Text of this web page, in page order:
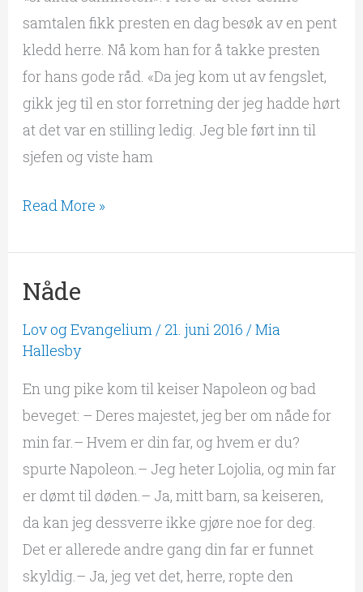
samtalen fikk presten en dag besøk av en pent
kledd herre. Nå kom han for å takke presten
for hans gode råd. «Da jeg kom ut av fengslet,
gikk jeg til en stor forretning der jeg hadde hørt
at det var en stilling ledig. Jeg ble ført inn til
sjefen og viste ham
Read More »
Nåde
Lov og Evangelium/ 21. juni 2016 /Mia
Hallesby
En ung pike kom til keiser Napoleon og bad
beveget: – Deres majestet, jeg ber om nåde for
min far.– Hvem er din far, og hvem er du?
spurte Napoleon.– Jeg heter Lojolia, og min far
er dømt til døden.– Ja, mitt barn, sa keiseren,
da kan jeg dessverre ikke gjøre noe for deg.
Det er allerede andre gang din far er funnet
skyldig.– Ja, jeg vet det, herre, ropte den
Nåde